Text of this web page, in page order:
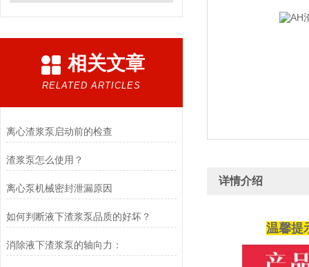
相关文章
RELATED ARTICLES
离心渣浆泵启动前的检查
渣浆泵怎么使用？
离心泵机械密封泄漏原因
如何判断液下渣浆泵品质的好坏？
消除液下渣浆泵的轴向力：
详情介绍
温馨提